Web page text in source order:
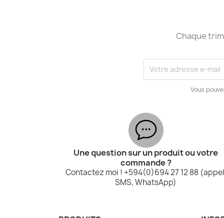
Chaque
Vous
Une question sur un produit ou votre
commande ?
Contactez moi ! +594(0)694 27 12 88
SMS, WhatsApp)